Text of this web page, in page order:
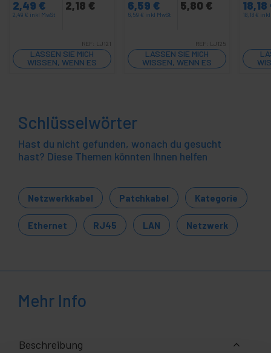
2,49 €
2,49 € inkl MwSt
2,18 €
REF: LJ121
LASSEN SIE MICH
WISSEN, WENN ES
LAGER GIBT
6,59 €
6,59 € inkl MwSt
5,80 €
REF: LJ125
LASSEN SIE MICH
WISSEN, WENN ES
LAGER GIBT
18,18
18,18 € inkl
Schlüsselwörter
Hast du nicht gefunden, wonach du gesucht
hast? Diese Themen könnten Ihnen helfen
Netzwerkkabel Patchkabel Kategorie
Ethernet RJ45 LAN Netzwerk
Mehr Info
Beschreibung